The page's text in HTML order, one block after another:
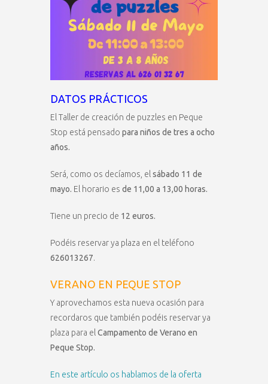
DATOS PRÁCTICOS
El Taller de creación de puzzles en Peque
Stop está pensado para niños de tres a ocho
años.
Será, como os decíamos, el sábado 11 de
mayo. El horario es de 11,00 a 13,00 horas.
Tiene un precio de 12 euros.
Podéis reservar ya plaza en el teléfono
626013267.
VERANO EN PEQUE STOP
Y aprovechamos esta nueva ocasión para
recordaros que también podéis reservar ya
plaza para el Campamento de Verano en
Peque Stop.
En este artículo os hablamos de la oferta